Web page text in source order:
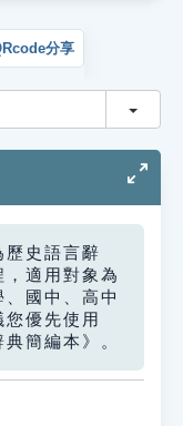
分享
切換
歷史語言辭
適用對象為
國中、高中
您優先使用
簡編本》。